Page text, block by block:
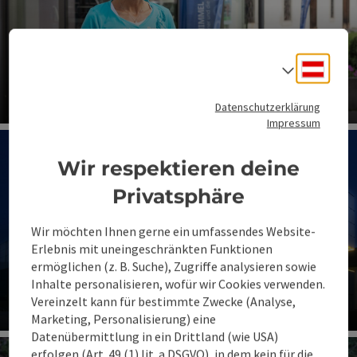
Infrastruktur A-Z
Datenschutzerklärung
Impressum
Wir respektieren deine
Privatsphäre
Wir möchten Ihnen gerne ein umfassendes Website-
Erlebnis mit uneingeschränkten Funktionen
ermöglichen (z. B. Suche), Zugriffe analysieren sowie
Inhalte personalisieren, wofür wir Cookies verwenden.
Vereinzelt kann für bestimmte Zwecke (Analyse,
Marketing, Personalisierung) eine
Datenübermittlung in ein Drittland (wie USA)
erfolgen (Art. 49 (1) lit. a DSGVO), in dem kein für die